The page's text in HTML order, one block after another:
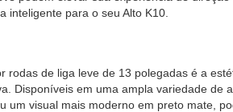
inteligente para o seu Alto K10.
de liga leve de 13 polegadas é a
Disponíveis em uma ampla variedade
um visual mais moderno em preto mate,